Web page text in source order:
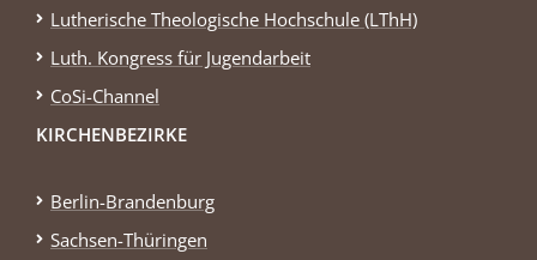
Lutherische Theologische Hochschule (LThH)
Luth. Kongress für Jugendarbeit
CoSi-Channel
KIRCHENBEZIRKE
Berlin-Brandenburg
Sachsen-Thüringen